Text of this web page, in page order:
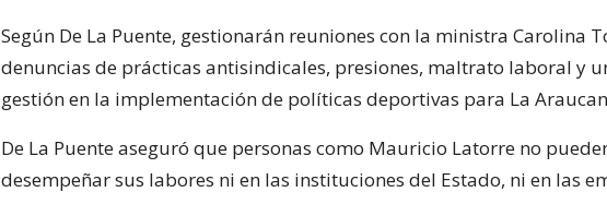
Según De La Puente, gestionarán reuniones con la ministra Carolina
denuncias de prácticas antisindicales, presiones, maltrato laboral y
gestión en la implementación de políticas deportivas para La
De La Puente aseguró que personas como Mauricio Latorre no
desempeñar sus labores ni en las instituciones del Estado, ni en las